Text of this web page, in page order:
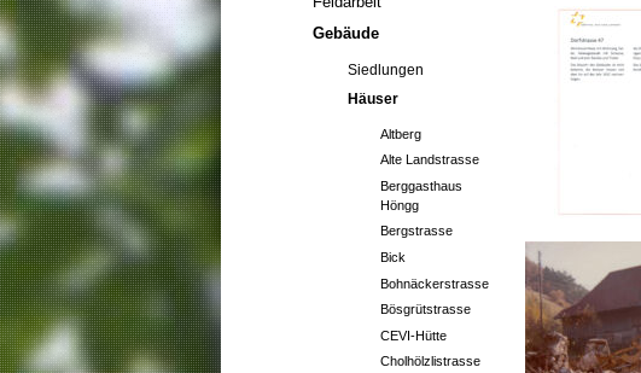
Gebäude
Siedlungen
Häuser
Altberg
Alte Landstrasse
Berggasthaus
Höngg
Bergstrasse
Bick
Bohnäckerstrasse
Bösgrütstrasse
CEVI-Hütte
Cholhölzlistrasse